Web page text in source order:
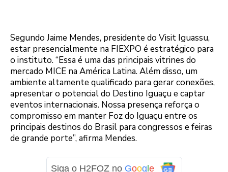
Segundo Jaime Mendes, presidente do Visit Iguassu,
estar presencialmente na FIEXPO é estratégico para
o instituto. “Essa é uma das principais vitrines do
mercado MICE na América Latina. Além disso, um
ambiente altamente qualificado para gerar conexões,
apresentar o potencial do Destino Iguaçu e captar
eventos internacionais. Nossa presença reforça o
compromisso em manter Foz do Iguaçu entre os
principais destinos do Brasil para congressos e feiras
de grande porte”, afirma Mendes.
Siga o H2FOZ no Goog e